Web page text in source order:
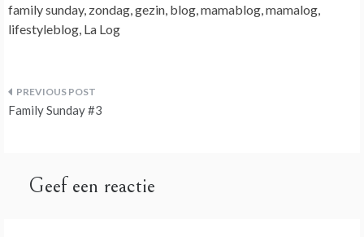
family sunday, zondag, gezin, blog, mamablog, mamalog,
lifestyleblog, La Log
Bericht
Family Sunday #3
Geef een reactie